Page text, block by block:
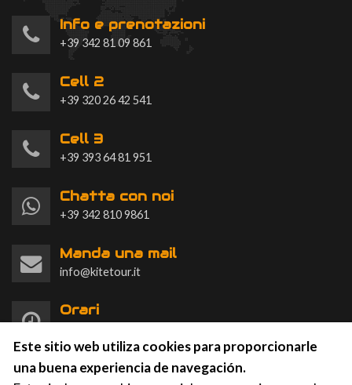
Info e prenotazioni
+39 342 81 09 861
Cell 2
+39 320 26 42 541
Cell 3
+39 393 64 81 951
Chatta con noi
+39 342 810 9861
Manda una mail
info@kitetour.it
Orari
Este sitio web utiliza cookies para proporcionarle
una buena experiencia de navegación.